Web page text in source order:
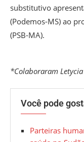
substitutivo
(Podemos-MS) ao
(PSB-MA).
*Colaboraram
Você pode
Parteiras